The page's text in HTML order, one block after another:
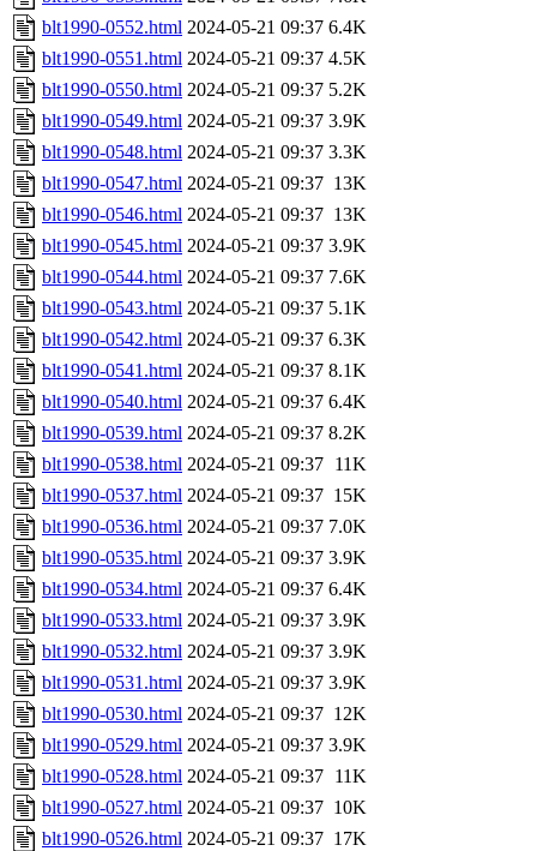
blt1990-0552.html 2024-05-21 09:37 6.4K
blt1990-0551.html 2024-05-21 09:37 4.5K
blt1990-0550.html 2024-05-21 09:37 5.2K
blt1990-0549.html 2024-05-21 09:37 3.9K
blt1990-0548.html 2024-05-21 09:37 3.3K
blt1990-0547.html 2024-05-21 09:37 13K
blt1990-0546.html 2024-05-21 09:37 13K
blt1990-0545.html 2024-05-21 09:37 3.9K
blt1990-0544.html 2024-05-21 09:37 7.6K
blt1990-0543.html 2024-05-21 09:37 5.1K
blt1990-0542.html 2024-05-21 09:37 6.3K
blt1990-0541.html 2024-05-21 09:37 8.1K
blt1990-0540.html 2024-05-21 09:37 6.4K
blt1990-0539.html 2024-05-21 09:37 8.2K
blt1990-0538.html 2024-05-21 09:37 11K
blt1990-0537.html 2024-05-21 09:37 15K
blt1990-0536.html 2024-05-21 09:37 7.0K
blt1990-0535.html 2024-05-21 09:37 3.9K
blt1990-0534.html 2024-05-21 09:37 6.4K
blt1990-0533.html 2024-05-21 09:37 3.9K
blt1990-0532.html 2024-05-21 09:37 3.9K
blt1990-0531.html 2024-05-21 09:37 3.9K
blt1990-0530.html 2024-05-21 09:37 12K
blt1990-0529.html 2024-05-21 09:37 3.9K
blt1990-0528.html 2024-05-21 09:37 11K
blt1990-0527.html 2024-05-21 09:37 10K
blt1990-0526.html 2024-05-21 09:37 17K